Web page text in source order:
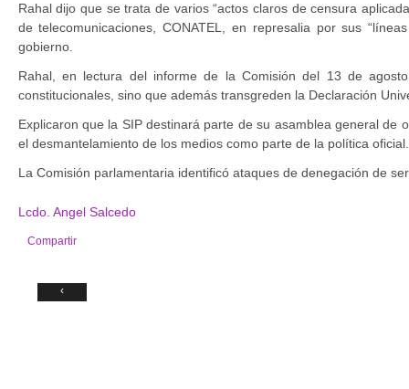
Rahal dijo que se trata de varios “actos claros de censura
de telecomunicaciones, CONATEL, en represalia por sus
gobierno.
Rahal, en lectura del informe de la Comisión del 13 de
constitucionales, sino que además transgreden la Declaración
Explicaron que la SIP destinará parte de su asamblea general
el desmantelamiento de los medios como parte de la política oficial.
La Comisión parlamentaria identificó ataques de denegación de
Lcdo. Angel Salcedo
Compartir
‹